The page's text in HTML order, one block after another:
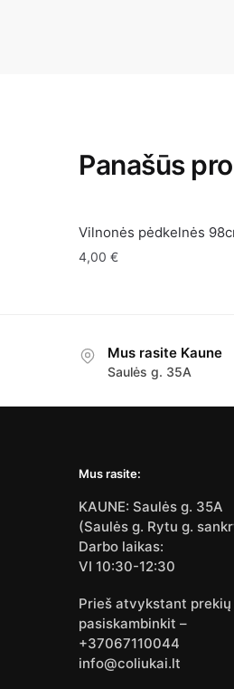
Panašūs
Vilnonės pėdkelnės
4,00€
Mus rasite Kaune
Saulės g. 35A
Mus rasite:
KAUNE: Saulės g. 35A
(Saulės g. Rytu g.
Darbo laikas:
VI 10:30-12:30
Prieš atvykstant prekių
pasiskambinkit –
+37067110044
info@coliukai.lt